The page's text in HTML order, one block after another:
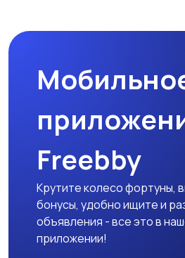
Freebby
Крутите колесо фортуны,
бонусы, удобно ищите и
объявления - все это в
приложении!